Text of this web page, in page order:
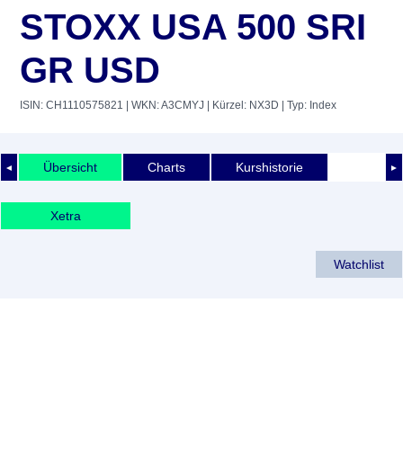
STOXX USA 500 SRI
GR USD
ISIN: CH1110575821 | WKN: A3CMYJ | Kürzel: NX3D | Typ: Index
◄ ►
Übersicht Charts Kurshistorie
Xetra
Watchlist